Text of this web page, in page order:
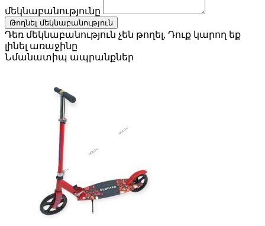
մեկնաբանությունը
Թողնել մեկնաբանություն
Դեռ մեկնաբանություն չեն թողել, Դուք կարող եք
լինել առաջինը
Նմանատիպ ապրանքներ